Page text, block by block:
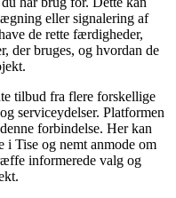
eller signalering af
de rette færdigheder,
der bruges, og hvordan de
tilbud fra flere forskellige
serviceydelser. Platformen
forbindelse. Her kan
i Tise og nemt anmode om
informerede valg og